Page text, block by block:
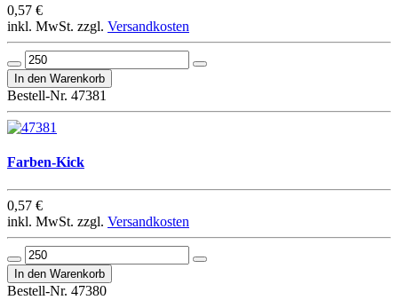
0,57 €
inkl. MwSt. zzgl. Versandkosten
Bestell-Nr. 47381
Farben-Kick
0,57 €
inkl. MwSt. zzgl. Versandkosten
Bestell-Nr. 47380